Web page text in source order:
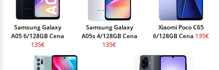
Samsung Galaxy
A05 6/128GB Cena
135€
Samsung Galaxy
A05s 4/128GB Cena
135€
Xiaomi Poco C65
6/128GB Cena 135€